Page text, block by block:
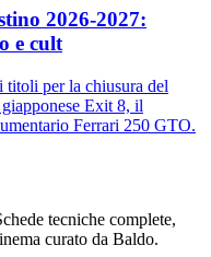
2026-2027:
e cult
titoli per la chiusura del
Exit 8, il
Ferrari 250 GTO.
tecniche complete,
curato da Baldo.